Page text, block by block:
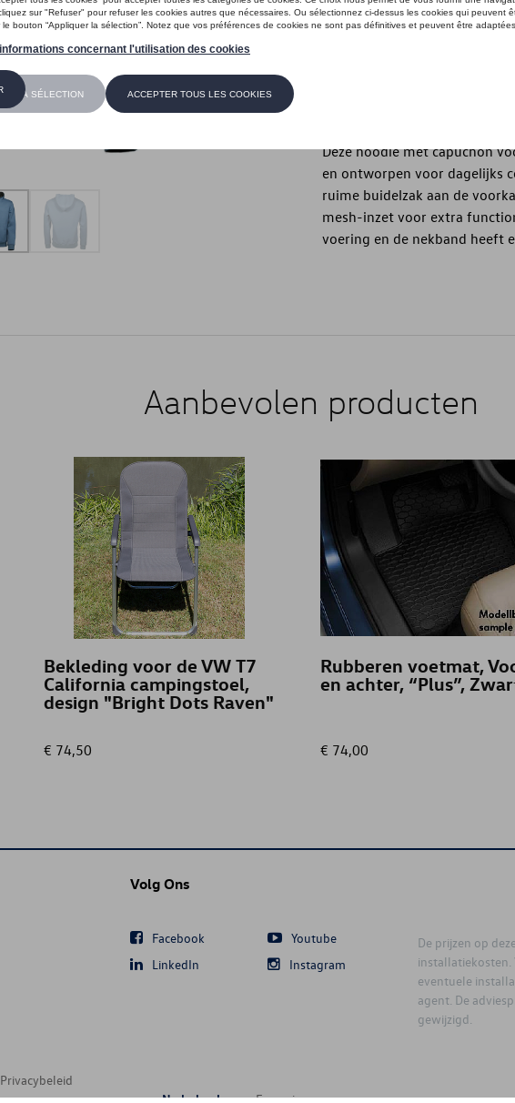
Deze hoodie met capuchon
en ontworpen voor dagelijks
ruime buidelzak aan de
mesh-inzet voor extra
voering en de nekband heeft
Aanbevolen producten
Bekleding voor de VW T7
California campingstoel,
design "Bright Dots Raven"
€ 74,50
Rubberen voetmat,
en achter, “Plus”,
€ 74,00
Volg Ons
Facebook
Youtube
LinkedIn
Instagram
De prijzen op
installatiekosten.
eventuele
agent. De
gewijzigd.
Privacybeleid
Nederlands
Français